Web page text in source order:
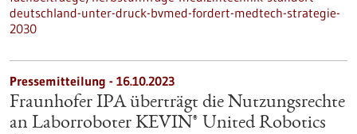
deutschland-unter-druck-bvmed-fordert-medtech-strategie-
2030
Pressemitteilung - 16.10.2023
Fraunhofer IPA überträgt die Nutzungsrechte
an Laborroboter KEVIN® United Robotics